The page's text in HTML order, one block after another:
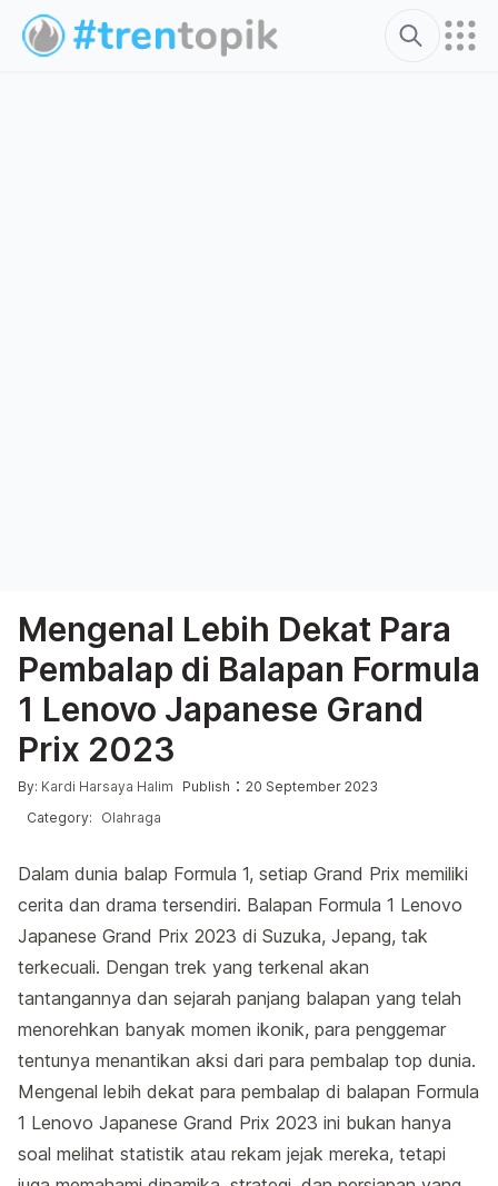
Search
Mengenal Lebih Dekat Para
Pembalap di Balapan Formula
1 Lenovo Japanese Grand
Prix 2023
Posted by
By: Kardi Harsaya Halim Publish : 20 September 2023
Category: Olahraga
Dalam dunia balap Formula 1, setiap Grand Prix memiliki
cerita dan drama tersendiri. Balapan Formula 1 Lenovo
Japanese Grand Prix 2023 di Suzuka, Jepang, tak
terkecuali. Dengan trek yang terkenal akan
tantangannya dan sejarah panjang balapan yang telah
menorehkan banyak momen ikonik, para penggemar
tentunya menantikan aksi dari para pembalap top dunia.
Mengenal lebih dekat para pembalap di balapan Formula
1 Lenovo Japanese Grand Prix 2023 ini bukan hanya
soal melihat statistik atau rekam jejak mereka, tetapi